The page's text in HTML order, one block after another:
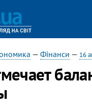
— Фінанси — 16